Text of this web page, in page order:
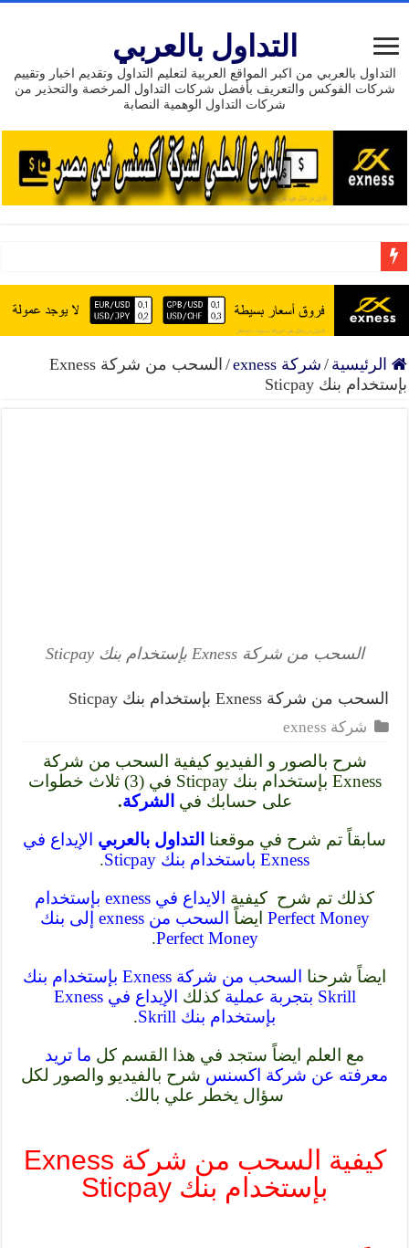
التداول بالعربي
التداول بالعربي من اكبر المواقع العربية لتعليم التداول وتقديم اخبار وتقييم
شركات الفوكس والتعريف بأفضل شركات التداول المرخصة والتحذير من
شركات التداول الوهمية النصابة
بونص بدون إيداع 111 دولار من شركة HEADWAY
إنضم إلى افضل شركة تداول موثوق حسابات إسلامية
15 عام من النجاح تداول مع exness وسيط مرخص وموثوقالرئيسية / شركة exness /
السحب من شركة Exness
بإستخدام بنك Sticpay
السحب من شركة Exness بإستخدام بنك Sticpay
السحب من شركة Exness بإستخدام بنك Sticpay
شركة exness
شرح بالصور و الفيديو كيفية السحب من شركة
Exness بإستخدام بنك Sticpay في (3) ثلاث خطوات
على حسابك في الشركة.
سابقاً تم شرح في موقعنا التداول بالعربي
الإيداع في
Exness باستخدام بنك Sticpay
.
كذلك تم شرح كيفية
الايداع في exness بإستخدام
Perfect Money ايضاً
السحب من exness إلى بنك
Perfect Money
.
ايضاً شرحنا
السحب من شركة Exness بإستخدام بنك
Skrill بتجربة عملية
كذلك
الإيداع في Exness
بإستخدام بنك Skrill
.
مع العلم ايضاً ستجد في هذا القسم كل ما تريد
معرفته عن شركة اكسنس شرح بالفيديو والصور لكل
سؤال يخطر علي بالك.
كيفية السحب من شركة Exness
بإستخدام بنك Sticpay